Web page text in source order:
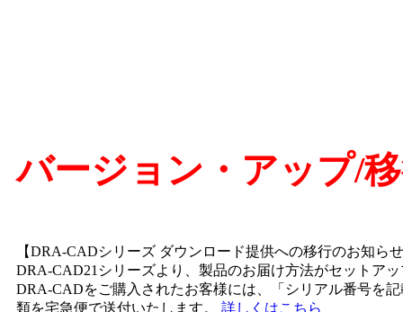
バージョン・アップ/
【DRA-CADシリーズ ダウンロード提供への移行のお知ら
DRA-CAD21シリーズより、製品のお届け方法がセットア
DRA-CADをご購入されたお客様には、「シリアル番号を
類を宅急便で送付いたします。 詳しくはこちら